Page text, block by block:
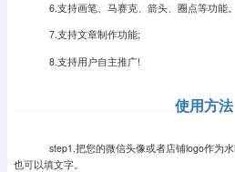
6.支持画笔、马赛克、箭头、圈点等功能。
7.支持文章制作功能;
8.支持用户自主推广!
使用方法
step1.把您的微信头像或者店铺logo作为水
也可以填文字。